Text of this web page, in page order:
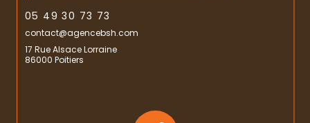
05 49 30 73 73
contact@agencebsh.com
17 Rue Alsace Lorraine
86000 Poitiers